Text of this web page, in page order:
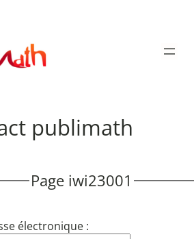
publimath
Page iwi23001
électronique :